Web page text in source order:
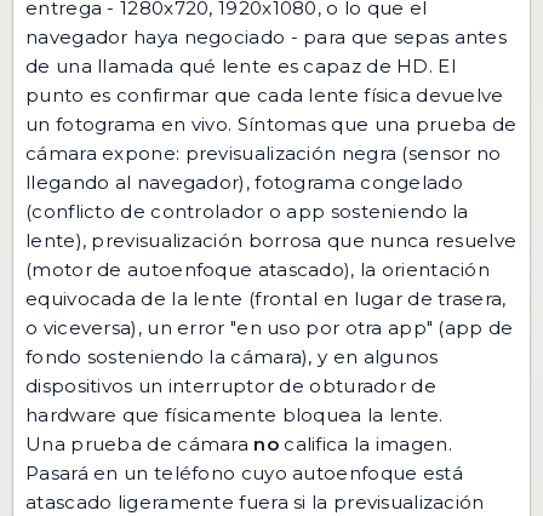
entrega - 1280x720, 1920x1080, o lo que el
navegador haya negociado - para que sepas antes
de una llamada qué lente es capaz de HD. El
punto es confirmar que cada lente física devuelve
un fotograma en vivo. Síntomas que una prueba de
cámara expone: previsualización negra (sensor no
llegando al navegador), fotograma congelado
(conflicto de controlador o app sosteniendo la
lente), previsualización borrosa que nunca resuelve
(motor de autoenfoque atascado), la orientación
equivocada de la lente (frontal en lugar de trasera,
o viceversa), un error "en uso por otra app" (app de
fondo sosteniendo la cámara), y en algunos
dispositivos un interruptor de obturador de
hardware que físicamente bloquea la lente.
Una prueba de cámara nocalifica la imagen.
Pasará en un teléfono cuyo autoenfoque está
atascado ligeramente fuera si la previsualización